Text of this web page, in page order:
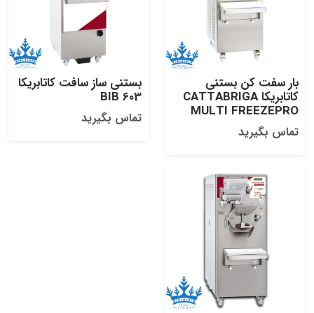
بار سفت کن بستنی
کاتابریکا CATTABRIGA
MULTI FREEZEPRO
تماس بگیرید
بستنی ساز سافت کاتابریکا
603 BIB
تماس بگیرید